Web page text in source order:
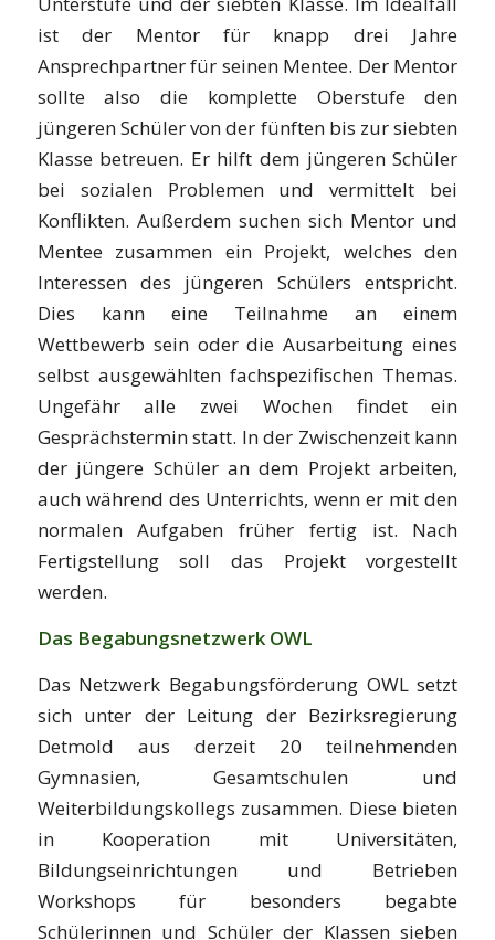
ist der Mentor für knapp drei Jahre
Ansprechpartner für seinen Mentee. Der Mentor
sollte also die komplette Oberstufe den
jüngeren Schüler von der fünften bis zur siebten
Klasse betreuen. Er hilft dem jüngeren Schüler
bei sozialen Problemen und vermittelt bei
Konflikten. Außerdem suchen sich Mentor und
Mentee zusammen ein Projekt, welches den
Interessen des jüngeren Schülers entspricht.
Dies kann eine Teilnahme an einem
Wettbewerb sein oder die Ausarbeitung eines
selbst ausgewählten fachspezifischen Themas.
Ungefähr alle zwei Wochen findet ein
Gesprächstermin statt. In der Zwischenzeit kann
der jüngere Schüler an dem Projekt arbeiten,
auch während des Unterrichts, wenn er mit den
normalen Aufgaben früher fertig ist. Nach
Fertigstellung soll das Projekt vorgestellt
werden.
Das Begabungsnetzwerk OWL
Das Netzwerk Begabungsförderung OWL setzt
sich unter der Leitung der Bezirksregierung
Detmold aus derzeit 20 teilnehmenden
Gymnasien, Gesamtschulen und
Weiterbildungskollegs zusammen. Diese bieten
in Kooperation mit Universitäten,
Bildungseinrichtungen und Betrieben
Workshops für besonders begabte
Schülerinnen und Schüler der Klassen sieben